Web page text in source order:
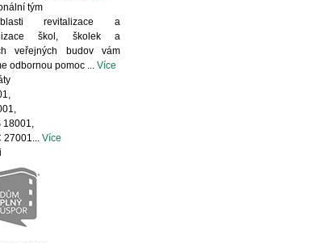
tým
revitalizace a
škol, školek a
veřejných budov vám
odbornou pomoc ... Více
18001,
27001... Více